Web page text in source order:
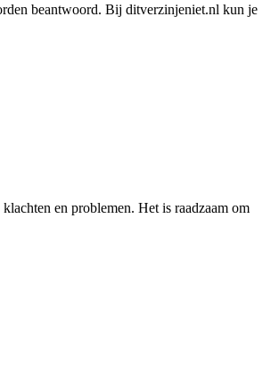
beantwoord. Bij ditverzinjeniet.nl kun je
en problemen. Het is raadzaam om